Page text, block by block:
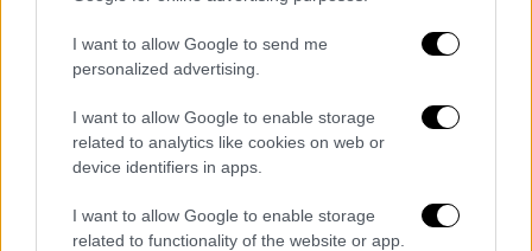
I want to allow Google to send me
personalized advertising.
I want to allow Google to enable storage
related to analytics like cookies on web or
device identifiers in apps.
I want to allow Google to enable storage
related to functionality of the website or app.
πίνω τσίπουρα η ουίσκι με τον κ. Αμυρά,
ενδεχομένως στο δικό τους φαντασιακό
κόσμο των fake news. Σήμερα όμω
ς δεν
μιλάμε για fake news, μιλάμε για πραγματικά
τα οποία υλοποιούνται και τα οποία
αλλάζουν ουσιαστικά την όψη της Ηπείρου»
πρόσθεσε.